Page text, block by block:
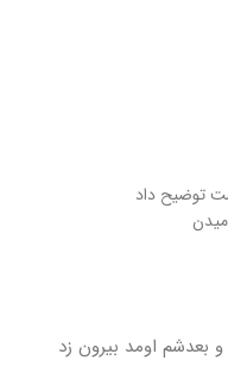
بعدشم اومد بیرون زد